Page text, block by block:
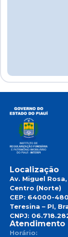
Localização
Av. Miguel
Centro (Norte)
CEP: 64000-480
Teresina – PI,
CNPJ:
Atendimento
Horário: